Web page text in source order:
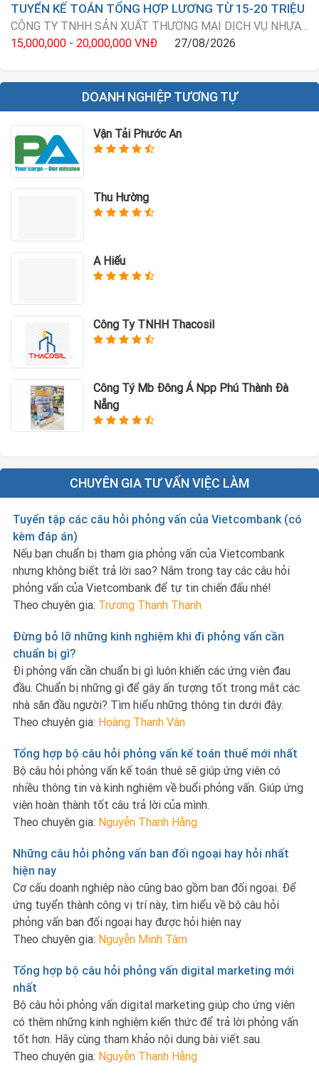
TUYỂN KẾ TOÁN TỔNG HỢP LƯƠNG TỪ 15-20 TRIỆU
CÔNG TY TNHH SẢN XUẤT THƯƠNG MẠI DỊCH VỤ NHỰA KIM NGUYÊN
15,000,000 - 20,000,000 VNĐ
27/08/2026
DOANH NGHIỆP TƯƠNG TỰ
Vận Tải Phước An
Thu Hường
A Hiếu
Công Ty TNHH Thacosil
Công Tý Mb Đông Á Npp Phú Thành Đà
Nẵng
CHUYÊN GIA TƯ VẤN VIỆC LÀM
Tuyển tập các câu hỏi phỏng vấn của Vietcombank (có
kèm đáp án)
Nếu bạn chuẩn bị tham gia phỏng vấn của Vietcombank
nhưng không biết trả lời sao? Nắm trong tay các câu hỏi
phỏng vấn của Vietcombank để tự tin chiến đấu nhé!
Theo chuyên gia: Trương Thanh Thanh
Đừng bỏ lỡ những kinh nghiệm khi đi phỏng vấn cần
chuẩn bị gì?
Đi phỏng vấn cần chuẩn bị gì luôn khiến các ứng viên đau
đầu. Chuẩn bị những gì để gây ấn tượng tốt trong mắt các
nhà săn đầu người? Tìm hiểu những thông tin dưới đây.
Theo chuyên gia: Hoàng Thanh Vân
Tổng hợp bộ câu hỏi phỏng vấn kế toán thuế mới nhất
Bộ câu hỏi phỏng vấn kế toán thuê sẽ giúp ứng viên có
nhiều thông tin và kinh nghiệm về buổi phỏng vấn. Giúp ứng
viên hoàn thành tốt câu trả lời của mình.
Theo chuyên gia: Nguyễn Thanh Hằng
Những câu hỏi phỏng vấn ban đối ngoại hay hỏi nhất
hiện nay
Cơ cấu doanh nghiệp nào cũng bao gồm ban đối ngoại. Để
ứng tuyển thành công vị trí này, tìm hiểu về bộ câu hỏi
phỏng vấn ban đối ngoại hay được hỏi hiện nay
Theo chuyên gia: Nguyễn Minh Tâm
Tổng hợp bộ câu hỏi phỏng vấn digital marketing mới
nhất
Bộ câu hỏi phỏng vấn digital marketing giúp cho ứng viên
có thêm những kinh nghiệm kiến thức để trả lời phỏng vấn
tốt hơn. Hãy cùng tham khảo nội dung bài viết sau.
Theo chuyên gia: Nguyễn Thanh Hằng